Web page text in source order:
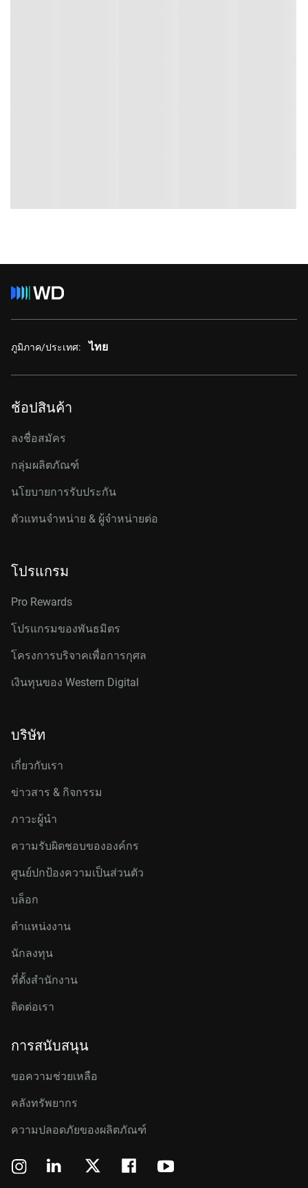
ภูมิภาค/ประเทศ: ไทย
ช้อปสินค้า
ลงชื่อสมัคร
กลุ่มผลิตภัณฑ์
นโยบายการรับประกัน
ตัวแทนจำหน่าย & ผู้จำหน่ายต่อ
โปรแกรม
Pro Rewards
โปรแกรมของพันธมิตร
โครงการบริจาคเพื่อการกุศล
เงินทุนของ Western Digital
บริษัท
เกี่ยวกับเรา
ข่าวสาร & กิจกรรม
ภาวะผู้นำ
ความรับผิดชอบขององค์กร
ศูนย์ปกป้องความเป็นส่วนตัว
บล็อก
ตำแหน่งงาน
นักลงทุน
ที่ตั้งสำนักงาน
ติดต่อเรา
การสนับสนุน
ขอความช่วยเหลือ
คลังทรัพยากร
ความปลอดภัยของผลิตภัณฑ์